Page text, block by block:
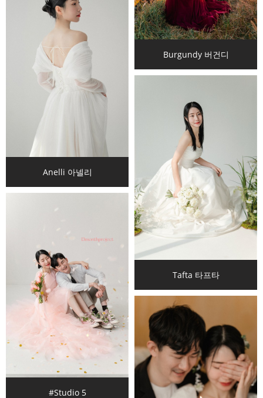
Burgundy 버건디
Anelli 아넬리
Tafta 타프타
#Studio 5